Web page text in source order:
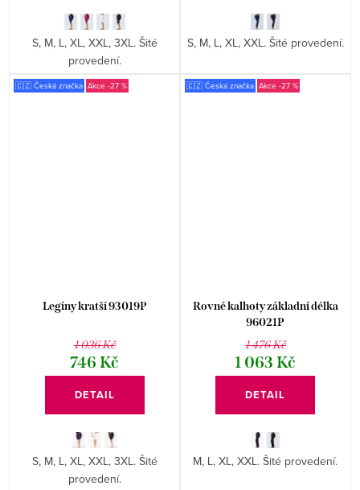
S, M, L, XL, XXL, 3XL. Šité
provedení.
S, M, L, XL, XXL. Šité provedení.
🇨🇿 Česká značka -27 %
Legíny kratší 93019P
1 036 Kč
746 Kč
DETAIL
S, M, L, XL, XXL, 3XL. Šité
provedení.
🇨🇿 Česká značka -27 %
Rovné kalhoty základní délka
96021P
1 476 Kč
1 063 Kč
DETAIL
M, L, XL, XXL. Šité provedení.